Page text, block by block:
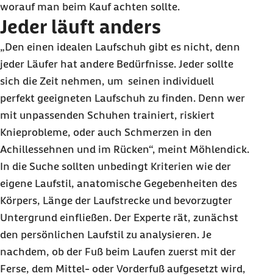
worauf man beim Kauf achten sollte.
Jeder läuft anders
„Den einen idealen Laufschuh gibt es nicht, denn
jeder Läufer hat andere Bedürfnisse. Jeder sollte
sich die Zeit nehmen, um seinen individuell
perfekt geeigneten Laufschuh zu finden. Denn wer
mit unpassenden Schuhen trainiert, riskiert
Knieprobleme, oder auch Schmerzen in den
Achillessehnen und im Rücken“, meint Möhlendick.
In die Suche sollten unbedingt Kriterien wie der
eigene Laufstil, anatomische Gegebenheiten des
Körpers, Länge der Laufstrecke und bevorzugter
Untergrund einfließen. Der Experte rät, zunächst
den persönlichen Laufstil zu analysieren. Je
nachdem, ob der Fuß beim Laufen zuerst mit der
Ferse, dem Mittel- oder Vorderfuß aufgesetzt wird,